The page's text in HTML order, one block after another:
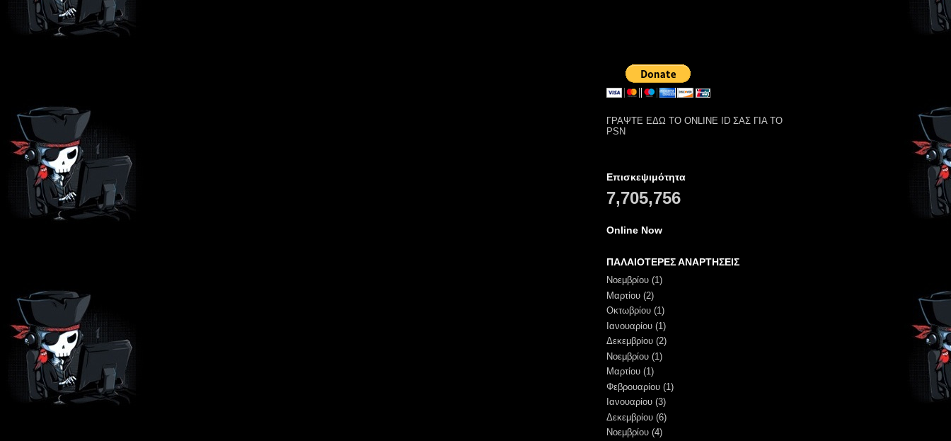
ΓΡΑΨΤΕ ΕΔΩ ΤΟ ONLINE ID ΣΑΣ ΓΙΑ ΤΟ
PSN
Επισκεψιμότητα
7,705,756
Online Now
ΠΑΛΑΙΟΤΕΡΕΣ ΑΝΑΡΤΗΣΕΙΣ
Νοεμβρίου (1)
Μαρτίου (2)
Οκτωβρίου (1)
Ιανουαρίου (1)
Δεκεμβρίου (2)
Νοεμβρίου (1)
Μαρτίου (1)
Φεβρουαρίου (1)
Ιανουαρίου (3)
Δεκεμβρίου (6)
Νοεμβρίου (4)